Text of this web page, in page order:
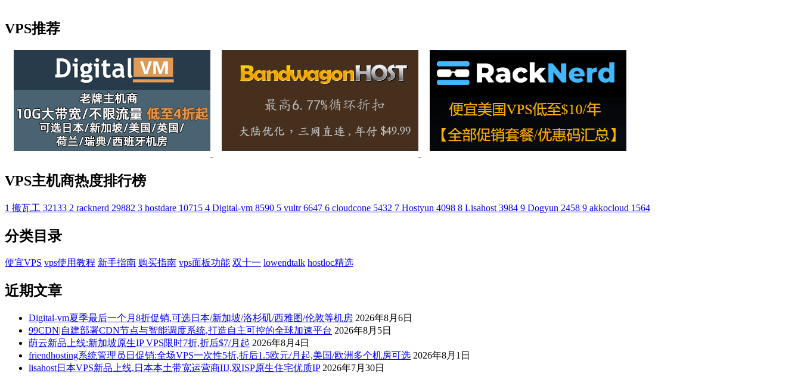
VPS推荐
VPS主机商热度排行榜
1 搬瓦工 32133 2 racknerd 29882 3 hostdare 10715 4 Digital-vm 8590 5 vultr 6647 6 cloudcone 5432 7 Hostyun 4098 8 Lisahost 3984 9 Dogyun 2458 9 akkocloud 1564
分类目录
便宜VPS vps使用教程 新手指南 购买指南 vps面板功能 双十一 lowendtalk hostloc精选
近期文章
Digital-vm夏季最后一个月8折促销,可选日本/新加坡/洛杉矶/西雅图/伦敦等机房 2026年8月6日
99CDN|自建部署CDN节点与智能调度系统,打造自主可控的全球加速平台 2026年8月5日
荫云新品上线:新加坡原生IP VPS限时7折,折后$7/月起 2026年8月4日
friendhosting系统管理员日促销:全场VPS一次性5折,折后1.5欧元/月起,美国/欧洲多个机房可选 2026年8月1日
lisahost日本VPS新品上线,日本本土带宽运营商IIJ,双ISP原生住宅优质IP 2026年7月30日